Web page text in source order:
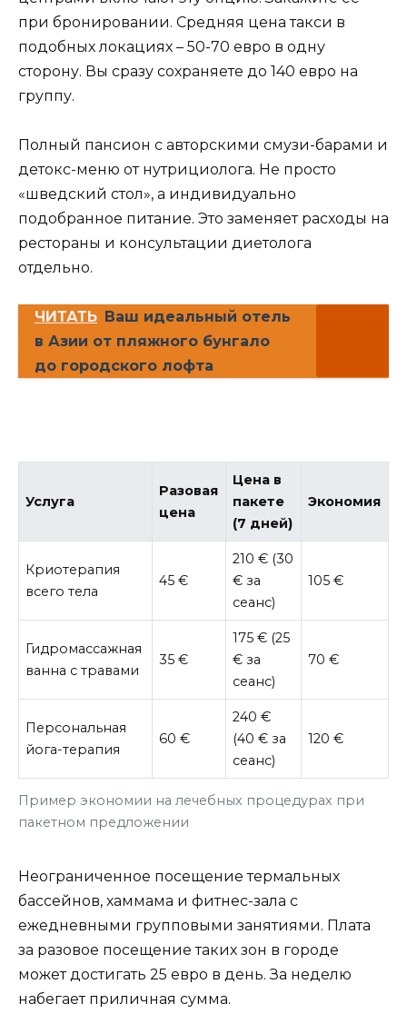
при бронировании. Средняя цена такси в
подобных локациях – 50-70 евро в одну
сторону. Вы сразу сохраняете до 140 евро на
группу.
Полный пансион с авторскими смузи-барами и
детокс-меню от нутрициолога. Не просто
«шведский стол», а индивидуально
подобранное питание. Это заменяет расходы на
рестораны и консультации диетолога
отдельно.
ЧИТАТЬ Ваш идеальный отель
в Азии от пляжного бунгало
до городского лофта
Пример экономии на лечебных процедурах при
пакетном предложении
Услуга
Разовая
цена
Цена в
пакете
(7 дней)
Экономия
Криотерапия
всего тела
45 €
210 € (30
€ за
сеанс)
105 €
Гидромассажная
ванна с травами
35 €
175 € (25
€ за
сеанс)
70 €
Персональная
йога-терапия
60 €
240 €
(40 € за
сеанс)
120 €
Неограниченное посещение термальных
бассейнов, хаммама и фитнес-зала с
ежедневными групповыми занятиями. Плата
за разовое посещение таких зон в городе
может достигать 25 евро в день. За неделю
набегает приличная сумма.